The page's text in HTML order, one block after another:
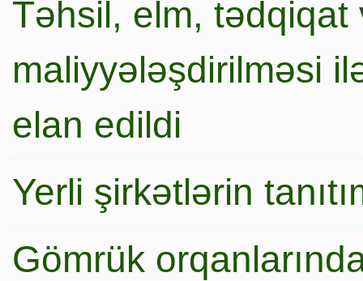
Təhsil, elm,
maliyyələşdirilməsi
elan edildi
Yerli şirkətlərin
Gömrük